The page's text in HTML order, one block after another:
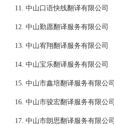
11. 中山口语快线翻译有限公司
12. 中山勤愿翻译服务有限公司
13. 中山宥翔翻译服务有限公司
14. 中山宝乐翻译服务有限公司
15. 中山市鑫培翻译服务有限公司
16. 中山市骏宏翻译服务有限公司
17. 中山市朗思翻译服务有限公司